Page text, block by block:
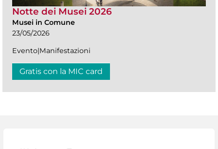
Notte dei Musei 2026
Musei in Comune
23/05/2026
Evento|Manifestazioni
Gratis con la MIC card